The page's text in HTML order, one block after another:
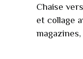
Chaise
et collage